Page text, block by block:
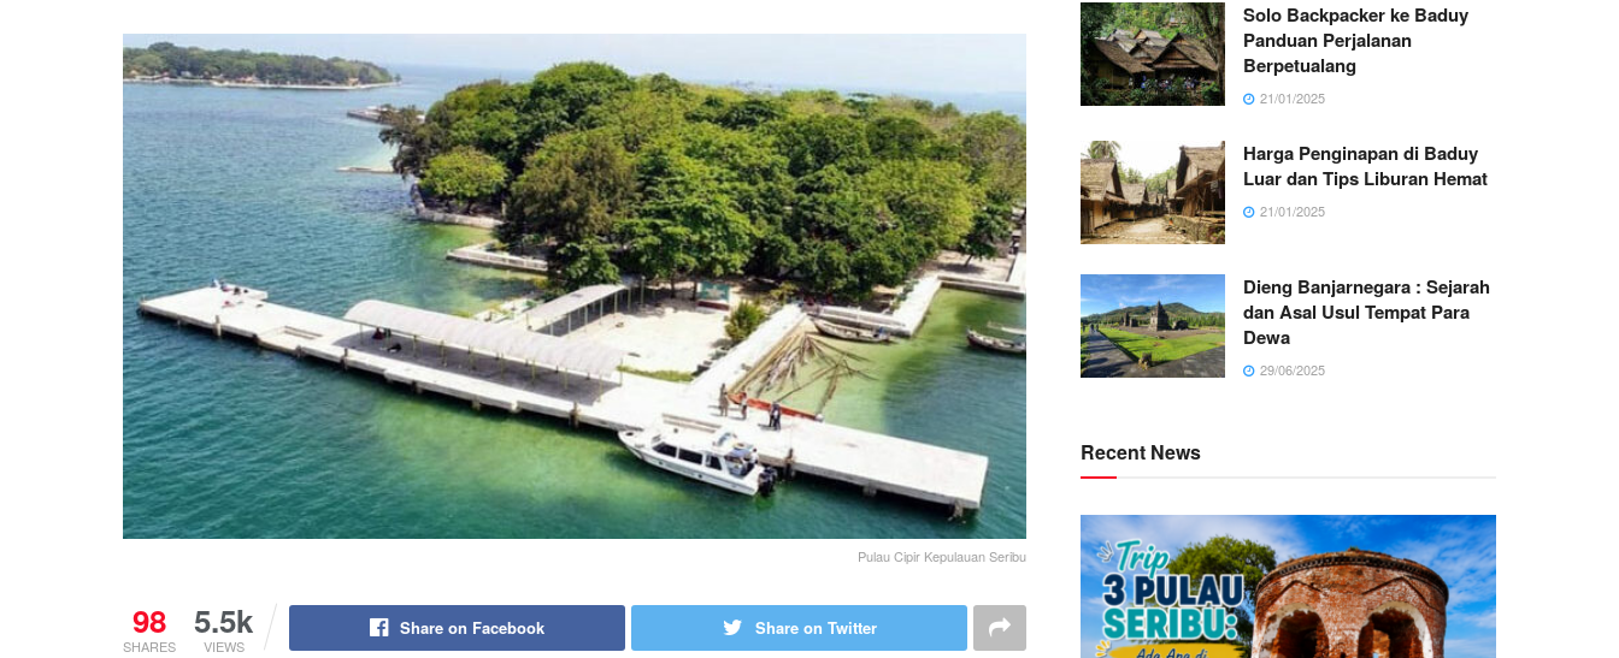
Pulau Cipir Kepulauan Seribu
98
SHARES
5.5k
VIEWS
Share on Facebook Share on Twitter
Solo Backpacker ke Baduy
Panduan Perjalanan
Berpetualang
21/01/2025
Harga Penginapan di Baduy
Luar dan Tips Liburan Hemat
21/01/2025
Dieng Banjarnegara : Sejarah
dan Asal Usul Tempat Para
Dewa
29/06/2025
Recent News